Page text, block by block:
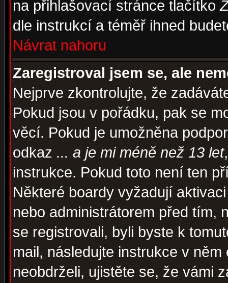
na přihlašovací stránce tlačítko
dle instrukcí a téměř ihned
Návrat nahoru
Zaregistroval jsem se, ale
Nejprve zkontrolujte, že
Pokud jsou v pořádku, pak se
věcí. Pokud je umožněna
odkaz ... a je mi méně než 13 let
instrukce. Pokud toto není ten
Některé boardy vyžadují
nebo administrátorem před tím,
se registrovali, byli byste k
mail, následujte instrukce v
neobdrželi, ujistěte se, že vámi